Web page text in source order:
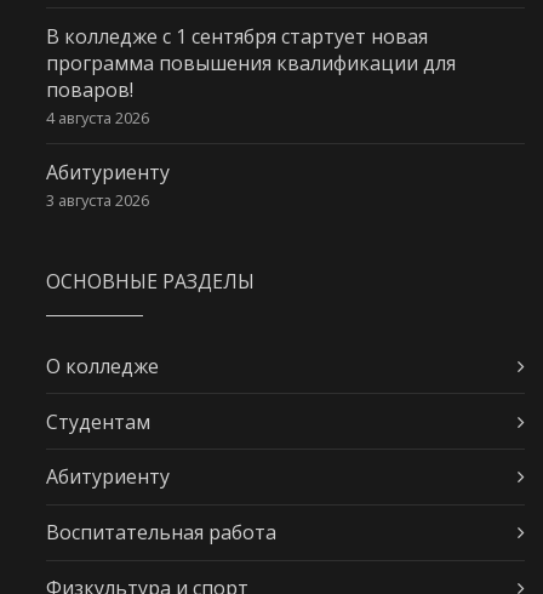
В колледже с 1 сентября стартует новая
программа повышения квалификации для
поваров!
4 августа 2026
Абитуриенту
3 августа 2026
ОСНОВНЫЕ РАЗДЕЛЫ
О колледже
Студентам
Абитуриенту
Воспитательная работа
Физкультура и спорт